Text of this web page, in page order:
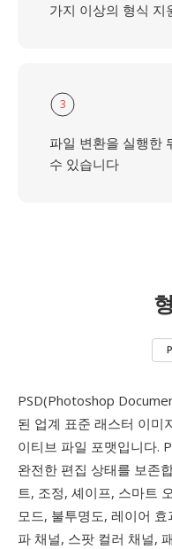
가지 이상의 형식 지
3
파일 변환을 실행한
수 있습니다
PSD(Photoshop
된 업계 표준 래스터 이미
이티브 파일 포맷입니다.
완전한 편집 상태를 보존
트, 조정, 셰이프, 스마트
모드, 불투명도, 레이어
파 채널, 스팟 컬러 채널,